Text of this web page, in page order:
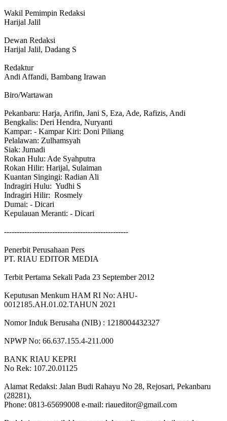
Wakil Pemimpin Redaksi
Harijal Jalil
Dewan Redaksi
Harijal Jalil, Dadang S
Redaktur
Andi Affandi, Bambang Irawan
Biro/Wartawan
Pekanbaru: Harja, Arifin, Jani S, Eza, Ade, Rafizis, Andi
Bengkalis: Deri Hendra, Nuryanti
Kampar: - Kampar Kiri: Doni Piliang
Pelalawan: Zulhamsyah
Siak: Jumadi
Rokan Hulu: Ade Syahputra
Rokan Hilir: Harijal, Sulaiman
Kuantan Singingi: Radian Ali
Indragiri Hulu: Yudhi S
Indragiri Hilir: Rosmely
Dumai: - Dicari
Kepulauan Meranti: - Dicari
-------------------------------------------------
Penerbit Perusahaan Pers
PT. RIAU EDITOR MEDIA
Terbit Pertama Sekali Pada 23 September 2012
Keputusan Menkum HAM RI No: AHU-
0012185.AH.01.02.TAHUN 2021
Nomor Induk Berusaha (NIB) : 1218004432327
NPWP No: 66.637.155.4-211.000
BANK RIAU KEPRI
No Rek: 107.20.01125
Alamat Redaksi: Jalan Budi Rahayu No 28, Rejosari, Pekanbaru
(28281),
Phone: 0813-65699008 e-mail: riaueditor@gmail.com